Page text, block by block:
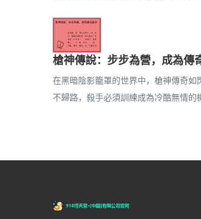
槍神傳說：步步為營，成為傳
在黑暗陰影籠罩的世界中，槍神傳奇
不歸路，殺手必須訓練成為冷酷無情